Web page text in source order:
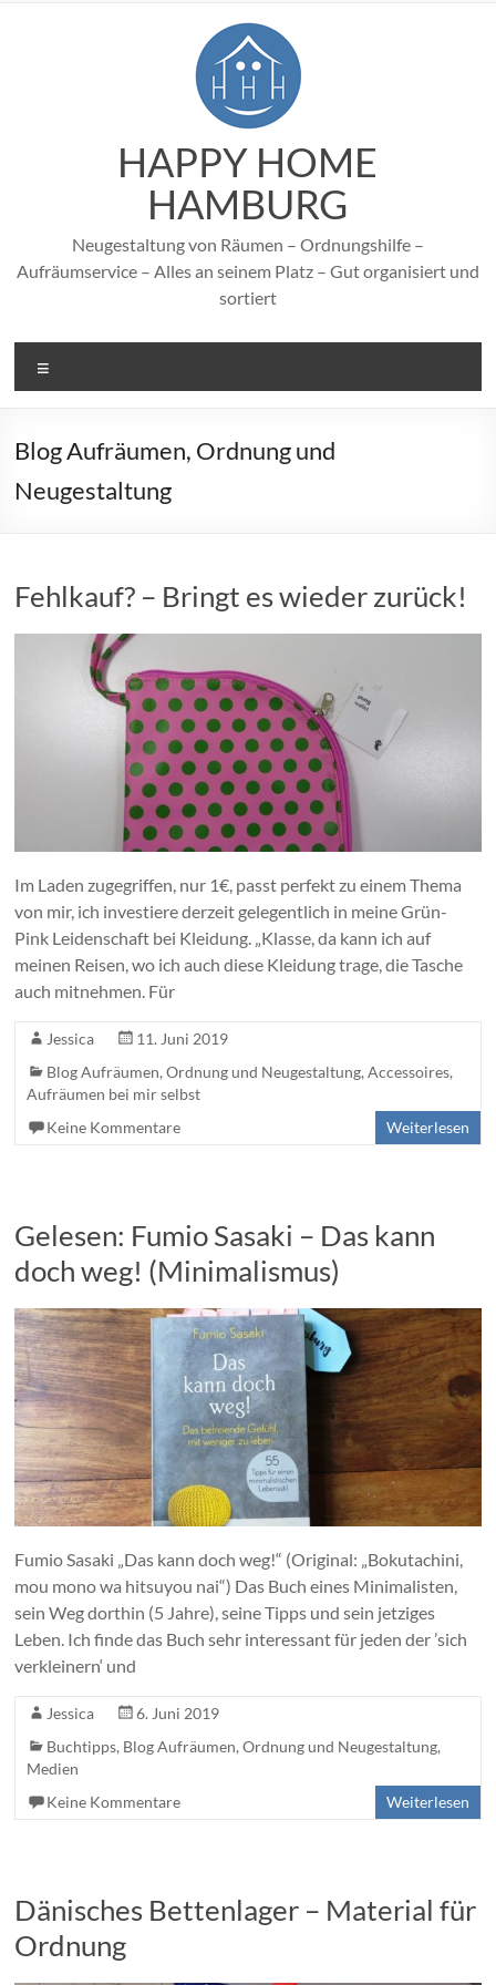
HAPPY HOME
HAMBURG
Neugestaltung von Räumen – Ordnungshilfe –
Aufräumservice – Alles an seinem Platz – Gut organisiert und
sortiert
Blog Aufräumen, Ordnung und
Neugestaltung
Fehlkauf? – Bringt es wieder zurück!
Im Laden zugegriffen, nur 1€, passt perfekt zu einem Thema
von mir, ich investiere derzeit gelegentlich in meine Grün-
Pink Leidenschaft bei Kleidung. „Klasse, da kann ich auf
meinen Reisen, wo ich auch diese Kleidung trage, die Tasche
auch mitnehmen. Für
Jessica
11. Juni 2019
Blog Aufräumen, Ordnung und Neugestaltung,Accessoires,
Aufräumen bei mir selbst
Keine Kommentare
Weiterlesen
Gelesen: Fumio Sasaki – Das kann
doch weg! (Minimalismus)
Fumio Sasaki „Das kann doch weg!“ (Original: „Bokutachini,
mou mono wa hitsuyou nai“) Das Buch eines Minimalisten,
sein Weg dorthin (5 Jahre), seine Tipps und sein jetziges
Leben. Ich finde das Buch sehr interessant für jeden der ’sich
verkleinern‘ und
Jessica
6. Juni 2019
Buchtipps, Blog Aufräumen, Ordnung und Neugestaltung,
Medien
Keine Kommentare
Weiterlesen
Dänisches Bettenlager – Material für
Ordnung